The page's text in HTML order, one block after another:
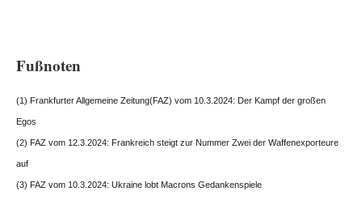
Fußnoten
(1) Frankfurter Allgemeine Zeitung(FAZ) vom 10.3.2024: Der Kampf der großen
Egos
(2) FAZ vom 12.3.2024: Frankreich steigt zur Nummer Zwei der Waffenexporteure
auf
(3) FAZ vom 10.3.2024: Ukraine lobt Macrons Gedankenspiele